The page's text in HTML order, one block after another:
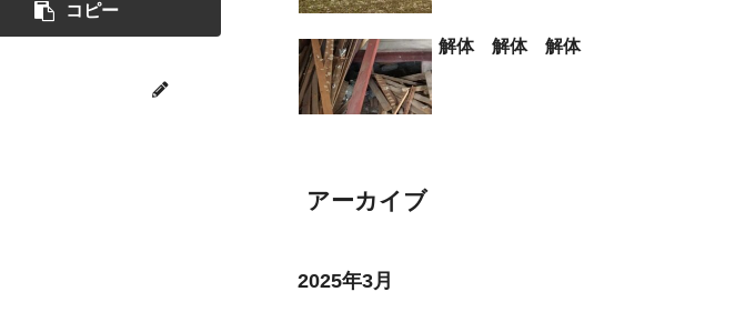
コピー
解体 解体 解体
アーカイブ
2025年3月